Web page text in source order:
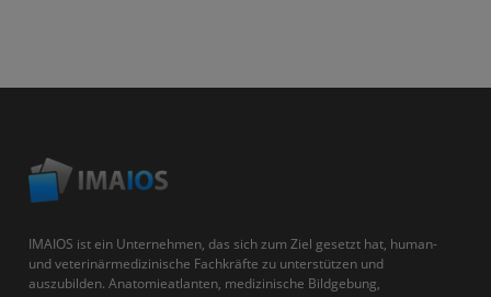
IMAIOS ist ein Unternehmen, das sich zum Ziel gesetzt hat, human-
und veterinärmedizinische Fachkräfte zu unterstützen und
auszubilden. Anatomieatlanten, medizinische Bildgebung,